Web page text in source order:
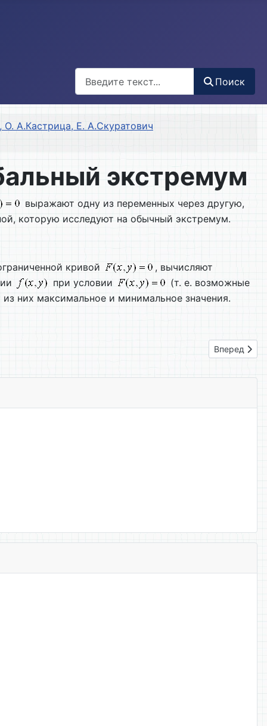
Поиск
А.Кастрица, Е. А.Скуратович
экстремум
выражают одну из переменных через другую,
которую исследуют на обычный экстремум.
кривой
, вычисляют
при условии
(т. е. возможные
них максимальное и минимальное значения.
Следующий:
Вперед